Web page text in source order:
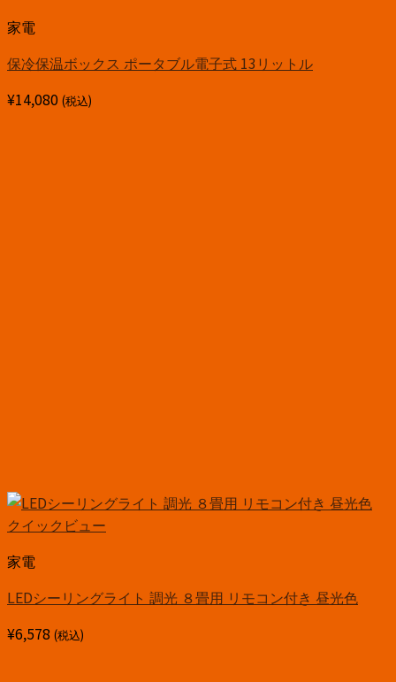
家電
保冷保温ボックス ポータブル電子式 13リットル
¥14,080 (税込)
クイックビュー
家電
LEDシーリングライト 調光 ８畳用 リモコン付き 昼光色
¥6,578 (税込)